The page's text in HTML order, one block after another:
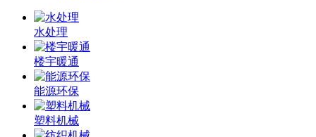
水处理
楼宇暖通
能源环保
塑料机械